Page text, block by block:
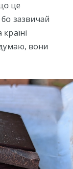
це
зазвичай
вони